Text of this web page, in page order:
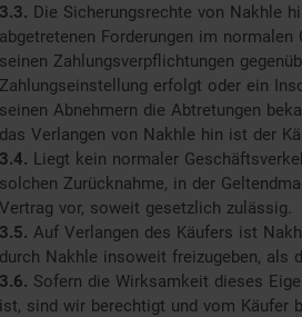
3.3. Die Sicherungsrechte von Nakhle
abgetretenen Forderungen im
seinen Zahlungsverpflichtungen
Zahlungseinstellung erfolgt oder ein
seinen Abnehmern die Abtretungen
das Verlangen von Nakhle hin ist der
3.4. Liegt kein normaler
solchen Zurücknahme, in der
Vertrag vor, soweit gesetzlich zulässig.
3.5. Auf Verlangen des Käufers ist
durch Nakhle insoweit freizugeben, als
3.6. Sofern die Wirksamkeit dieses
ist, sind wir berechtigt und vom Käufer